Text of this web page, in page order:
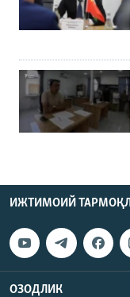
ИЖТИМОИЙ
ОЗОДЛИК